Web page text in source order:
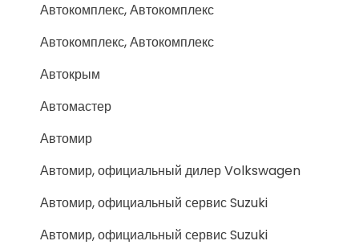
Автокомплекс, Автокомплекс
Автокомплекс, Автокомплекс
Автокрым
Автомастер
Автомир
Автомир, официальный дилер Volkswagen
Автомир, официальный сервис Suzuki
Автомир, официальный сервис Suzuki